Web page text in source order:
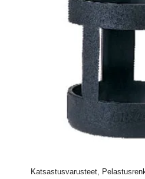
Katsastusvarusteet,